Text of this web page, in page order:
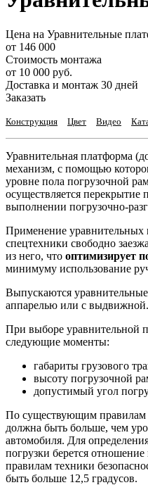
Цена на Уравнительные
от 146 000
Стоимость монтажа
от 10 000 руб.
Доставка и монтаж 30 дней
Заказать
Конструкция Цвет Видео
Уравнительная платформа
механизм, с помощью
уровне пола погрузочной
осуществляется
выполнении погрузочно-
Применение уравнительных
спецтехники свободно
из него, что оптимизирует
минимуму использование
Выпускаются
аппарелью или с выдвижной.
При выборе уравнительной
следующие моменты:
габариты грузового
высоту погрузочной
допустимый угол
По существующим правилам
должна быть больше, чем
автомобиля. Для
погрузки берется
правилам техники
быть больше 12,5 градусов.